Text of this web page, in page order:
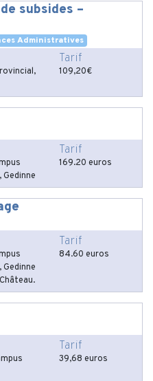
subsides –
Administratives
Tarif
109,20€
Tarif
169.20 euros
Tarif
84.60 euros
Tarif
39,68 euros